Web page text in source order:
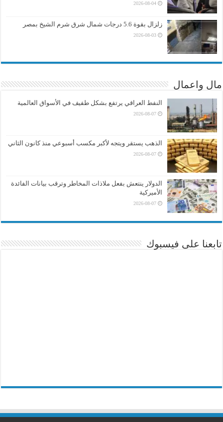
2026-08-04
زلزال بقوة 5.6 درجات شمال شرق شرم الشيخ بمصر
2026-08-03
مال واعمال
النفط العراقي يرتفع بشكل طفيف في الأسواق العالمية
2026-08-07
الذهب يستقر ويتجه لأكبر مكسب أسبوعي منذ كانون الثاني
2026-08-07
الدولار ينتعش بفعل ملاذات المخاطر وترقب بيانات الفائدة
الأميركية
2026-08-07
تابعنا على فيسبوك